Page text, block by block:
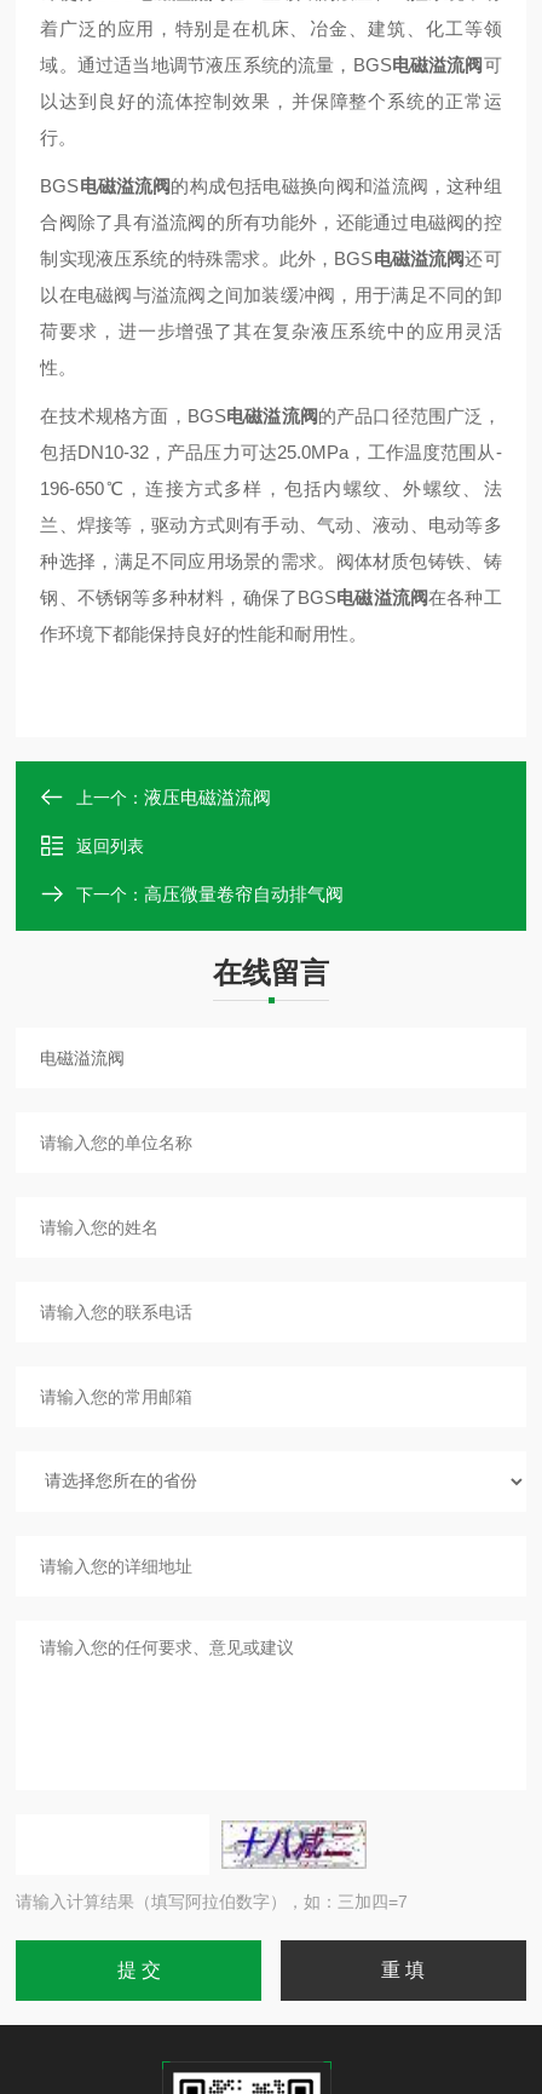
着广泛的应用，‌特别是在机床、‌冶金、‌建筑、‌化工等领
域。‌通过适当地调节液压系统的流量，‌BGS电磁溢流阀可
以达到良好的流体控制效果，‌并保障整个系统的正常运
行。‌
BGS电磁溢流阀的构成包括电磁换向阀和溢流阀，‌这种组
合阀除了具有溢流阀的所有功能外，‌还能通过电磁阀的控
制实现液压系统的特殊需求。‌此外，‌BGS电磁溢流阀还可
以在电磁阀与溢流阀之间加装缓冲阀，‌用于满足不同的卸
荷要求，‌进一步增强了其在复杂液压系统中的应用灵活
性。‌
在技术规格方面，‌BGS电磁溢流阀的产品口径范围广泛，‌
包括DN10-32，‌产品压力可达25.0MPa，‌工作温度范围从-
196-650℃，‌连接方式多样，‌包括内螺纹、‌外螺纹、‌法
兰、‌焊接等，‌驱动方式则有手动、‌气动、‌液动、‌电动等多
种选择，‌满足不同应用场景的需求。‌阀体材质包铸铁、‌铸
钢、‌不锈钢等多种材料，‌确保了BGS电磁溢流阀在各种工
作环境下都能保持良好的性能和耐用性。
上一个：液压电磁溢流阀
返回列表
下一个：高压微量卷帘自动排气阀
在线留言
请输入计算结果（填写阿拉伯数字），如：三加四=7